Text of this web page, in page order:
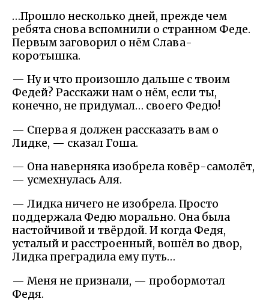
…Прошло несколько дней, прежде чем
ребята снова вспомнили о странном Феде.
Первым заговорил о нём Слава-
коротышка.
— Ну и что произошло дальше с твоим
Федей? Расскажи нам о нём, если ты,
конечно, не придумал… своего Федю!
— Сперва я должен рассказать вам о
Лидке, — сказал Гоша.
— Она наверняка изобрела ковёр-самолёт,
— усмехнулась Аля.
— Лидка ничего не изобрела. Просто
поддержала Федю морально. Она была
настойчивой и твёрдой. И когда Федя,
усталый и расстроенный, вошёл во двор,
Лидка преградила ему путь…
— Меня не признали, — пробормотал
Федя.